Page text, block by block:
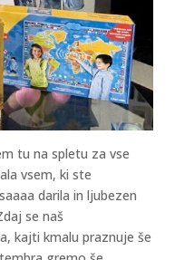
tu na spletu za vse
vsem, ki ste
darila in ljubezen
se naš
kajti kmalu praznuje še